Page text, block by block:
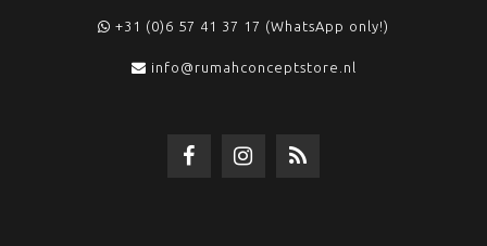
+31 (0)6 57 41 37 17 (WhatsApp only!)
info@rumahconceptstore.nl